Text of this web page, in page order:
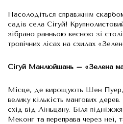
Насолодіться справжнім
садів села Сігуй!
зібрано ранньою весною зі
тропічних лісах на схилах
Сігуй Манлюйшань – «Зелена
Місце, де вирощують Шен Пуер,
велику кількість мангових
схід від Ліньцану. Біля
Меконг та переправа через неї,